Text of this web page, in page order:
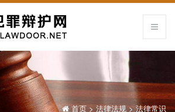
首页> 法律法规>法律常识